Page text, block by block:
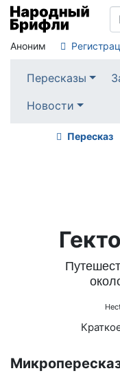
Аноним
Пересказы
Новости
Пересказ